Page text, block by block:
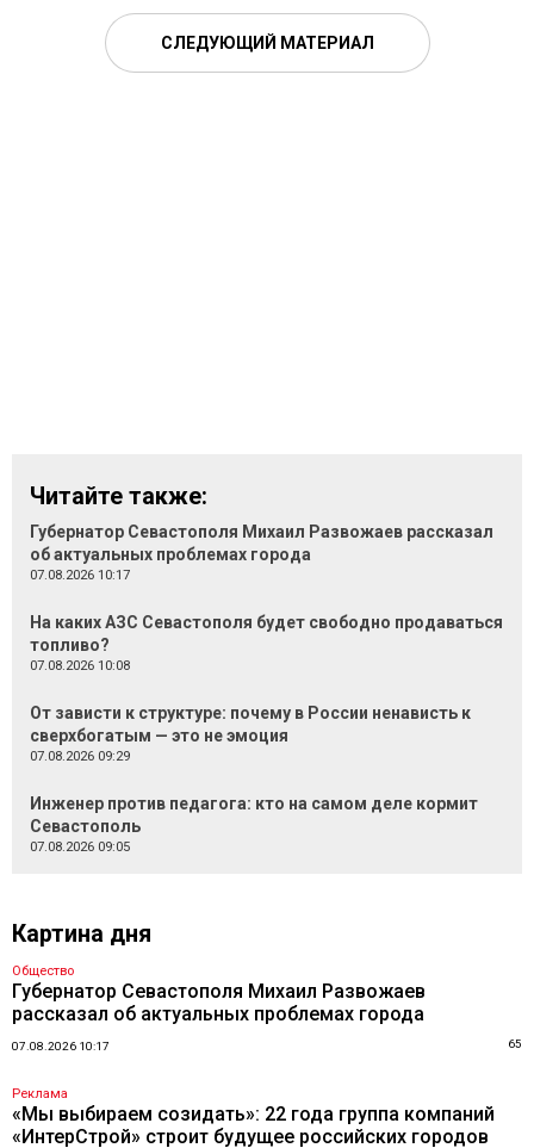
СЛЕДУЮЩИЙ МАТЕРИАЛ
Читайте также:
Губернатор Севастополя Михаил Развожаев рассказал
об актуальных проблемах города
07.08.2026 10:17
На каких АЗС Севастополя будет свободно продаваться
топливо?
07.08.2026 10:08
От зависти к структуре: почему в России ненависть к
сверхбогатым — это не эмоция
07.08.2026 09:29
Инженер против педагога: кто на самом деле кормит
Севастополь
07.08.2026 09:05
Картина дня
Общество
Губернатор Севастополя Михаил Развожаев
рассказал об актуальных проблемах города
07.08.2026 10:17 65
Реклама
«Мы выбираем созидать»: 22 года группа компаний
«ИнтерСтрой» строит будущее российских городов